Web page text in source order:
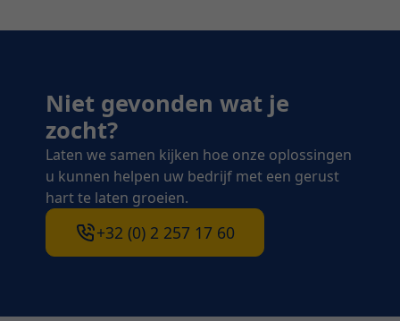
Niet gevonden wat je
zocht?
Laten we samen kijken hoe onze oplossingen
u kunnen helpen uw bedrijf met een gerust
hart te laten groeien.
+32 (0) 2 257 17 60